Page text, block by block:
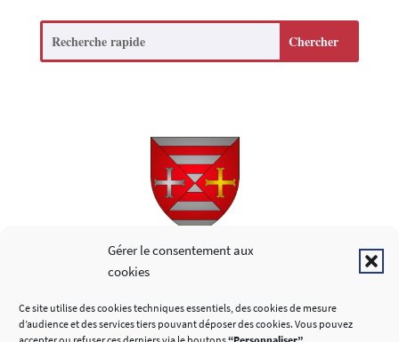
Gérer le consentement aux
cookies
Ce site utilise des cookies techniques essentiels, des cookies de mesure
d’audience et des services tiers pouvant déposer des cookies. Vous pouvez
Search
Copyright © 2026